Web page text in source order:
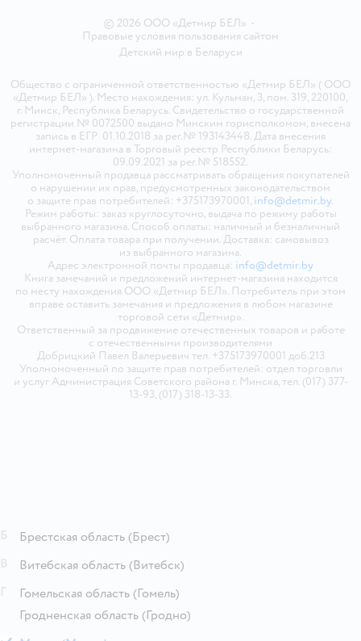
© 2026 ООО «Детмир БЕЛ» •
Правовые условия пользования сайтом
Детский мир в Беларуси
Общество с ограниченной ответственностью «Детмир БЕЛ» ( ООО
«Детмир БЕЛ» ). Место нахождения: ул. Кульман, 3, пом. 319, 220100,
г. Минск, Республика Беларусь. Свидетельство о государственной
регистрации № 0072500 выдано Минским горисполкомом, внесена
запись в ЕГР 01.10.2018 за рег.№ 193143448. Дата внесения
интернет-магазина в Торговый реестр Республики Беларусь:
09.09.2021 за рег.№ 518552.
Уполномоченный продавца рассматривать обращения покупателей
о нарушении их прав, предусмотренных законодательством
о защите прав потребителей: +375173970001, info@detmir.by.
Режим работы: заказ круглосуточно, выдача по режиму работы
выбранного магазина. Способ оплаты: наличный и безналичный
расчёт. Оплата товара при получении. Доставка: самовывоз
из выбранного магазина.
Адрес электронной почты продавца: info@detmir.by
Книга замечаний и предложений интернет-магазина находится
по месту нахождения ООО «Детмир БЕЛ». Потребитель при этом
вправе оставить замечания и предложения в любом магазине
торговой сети «Детмир».
Ответственный за продвижение отечественных товаров и работе
с отечественными производителями
Добрицкий Павел Валерьевич тел. +375173970001 доб.213
Уполномоченный по защите прав потребителей: отдел торговли
и услуг Администрация Советского района г. Минска, тел. (017) 377-
13-93, (017) 318-13-33.
Брестская область (Брест)
Витебская область (Витебск)
Гомельская область (Гомель)
Гродненская область (Гродно)